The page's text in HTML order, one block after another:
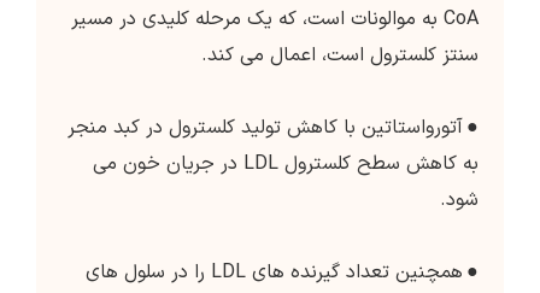
CoA به موالونات است، که یک مرحله کلیدی در مسیر
سنتز کلسترول است، اعمال می کند.
●آتورواستاتین با کاهش تولید کلسترول در کبد منجر
به کاهش سطح کلسترول LDL در جریان خون می
شود.
●
همچنین تعداد گیرنده های LDL را در سلول های